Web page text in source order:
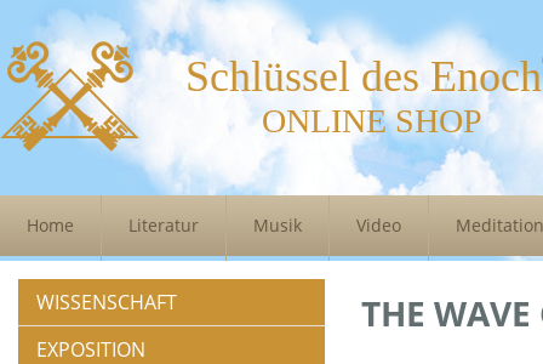
Schlüssel des Enoch
ONLINE SHOP
Home Literatur Musik Video Meditation
WISSENSCHAFT
EXPOSITION
THE